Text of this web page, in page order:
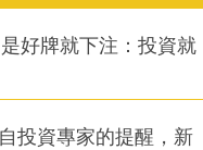
好牌就下注：投資就
投資專家的提醒，新